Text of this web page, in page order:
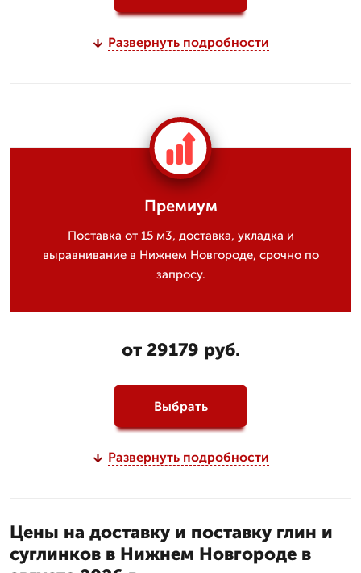
Развернуть подробности
Премиум
Поставка от 15 м3, доставка, укладка и
выравнивание в Нижнем Новгороде, срочно по
запросу.
от 29179 руб.
Выбрать
Развернуть подробности
Цены на доставку и поставку глин и
суглинков в Нижнем Новгороде в